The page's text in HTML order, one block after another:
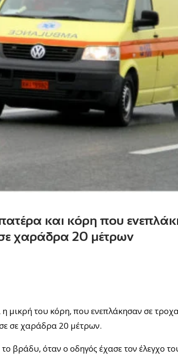
και κόρη που
χαράδρα 20 μέτρων
μικρή του κόρη, που ενεπλάκησαν σε
σε χαράδρα 20 μέτρων.
βράδυ, όταν ο οδηγός έχασε τον έλεγχο